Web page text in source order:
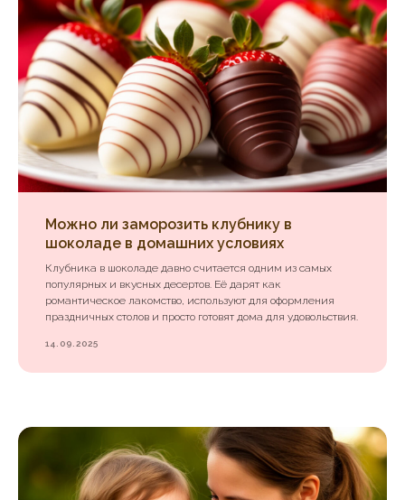
Можно ли заморозить клубнику в
шоколаде в домашних условиях
Клубника в шоколаде давно считается одним из самых
популярных и вкусных десертов. Её дарят как
романтическое лакомство, используют для оформления
праздничных столов и просто готовят дома для удовольствия.
14.09.2025